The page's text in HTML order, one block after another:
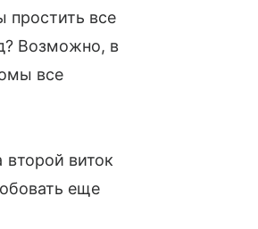
простить все
Возможно, в
все
виток
еще